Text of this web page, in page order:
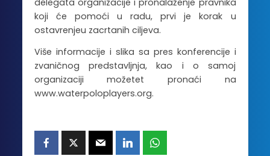
delegata organizacije i pronalaženje pravnika
koji će pomoći u radu, prvi je korak u
ostavrenjeu zacrtanih ciljeva.
Više informacije i slika sa pres konferencije i
zvaničnog predstavljnja, kao i o samoj
organizaciji možetet pronaći na
www.waterpoloplayers.org.